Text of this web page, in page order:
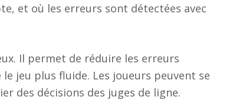
et où les erreurs sont détectées avec
Il permet de réduire les erreurs
jeu plus fluide. Les joueurs peuvent se
des décisions des juges de ligne.